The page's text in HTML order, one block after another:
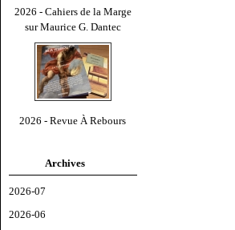
2026 - Cahiers de la Marge
sur Maurice G. Dantec
2026 - Revue À Rebours
Archives
2026-07
2026-06